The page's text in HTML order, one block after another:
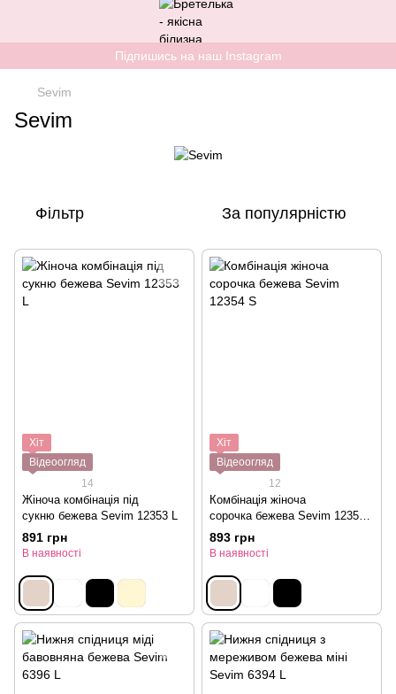
Підпишись на наш Instagram
Sevim
Sevim
Фільтр За популярністю
Хіт
Відеоогляд
14
Жіноча комбінація під
сукню бежева Sevim 12353 L
891 грн
В наявності
Хіт
Відеоогляд
12
Комбінація жіноча
сорочка бежева Sevim 12354
S
893 грн
В наявності